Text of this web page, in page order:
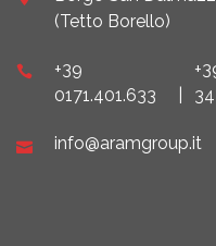
(Tetto Borello)
+39
0171.401.633
info@aramgroup.it